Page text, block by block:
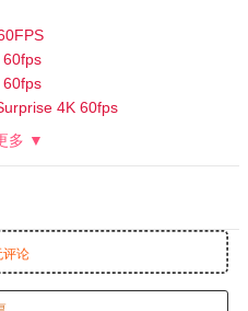
60fps
60fps
4K 60fps
是辣妹: 4K 60fps
Nocha 淘气妈妈是辣妹:初夜
多 ▼
评论